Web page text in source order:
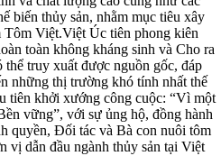
biến thủy sản, nhằm mục tiêu xây
Việt.Việt Úc tiên phong kiên
toàn không kháng sinh và Cho ra
truy xuất được nguồn gốc, đáp
những thị trường khó tính nhất thế
tiên khởi xướng công cuộc: “Vì một
vững”, với sự ủng hộ, đồng hành
quyền, Đối tác và Bà con nuôi tôm
vị dẫn đầu ngành thủy sản tại Việt